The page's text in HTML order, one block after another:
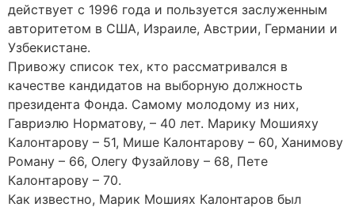
действует с 1996 года и пользуется заслуженным
авторитетом в США, Израиле, Австрии, Германии и
Узбекистане.
Привожу список тех, кто рассматривался в
качестве кандидатов на выборную должность
президента Фонда. Самому молодому из них,
Гавриэлю Норматову, – 40 лет. Марику Мошияху
Калонтарову – 51, Мише Калонтарову – 60, Ханимову
Роману – 66, Олегу Фузайлову – 68, Пете
Калонтарову – 70.
Как известно, Марик Мошиях Калонтаров был